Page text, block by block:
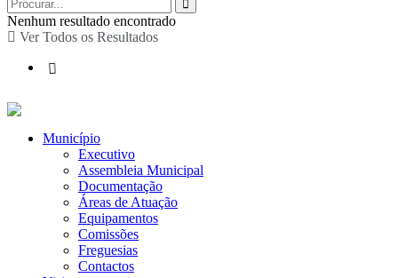
Nenhum resultado encontrado
Ver Todos os Resultados
Município
Executivo
Assembleia Municipal
Documentação
Áreas de Atuação
Equipamentos
Comissões
Freguesias
Contactos